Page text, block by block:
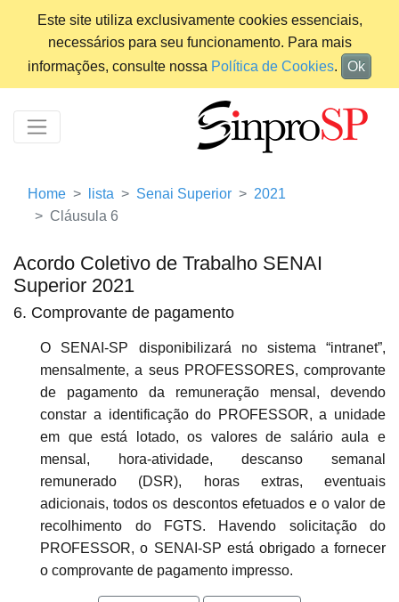
Este site utiliza exclusivamente cookies essenciais,
necessários para seu funcionamento. Para mais
informações, consulte nossa Política de Cookies. Ok
Home lista Senai Superior
2021
Cláusula 6
Acordo Coletivo de Trabalho SENAI
Superior 2021
6. Comprovante de pagamento
O SENAI-SP disponibilizará no sistema “intranet”,
mensalmente, a seus PROFESSORES, comprovante
de pagamento da remuneração mensal, devendo
constar a identificação do PROFESSOR, a unidade
em que está lotado, os valores de salário aula e
mensal, hora-atividade, descanso semanal
remunerado (DSR), horas extras, eventuais
adicionais, todos os descontos efetuados e o valor de
recolhimento do FGTS. Havendo solicitação do
PROFESSOR, o SENAI-SP está obrigado a fornecer
o comprovante de pagamento impresso.